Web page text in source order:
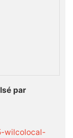
par
wilcolocal-